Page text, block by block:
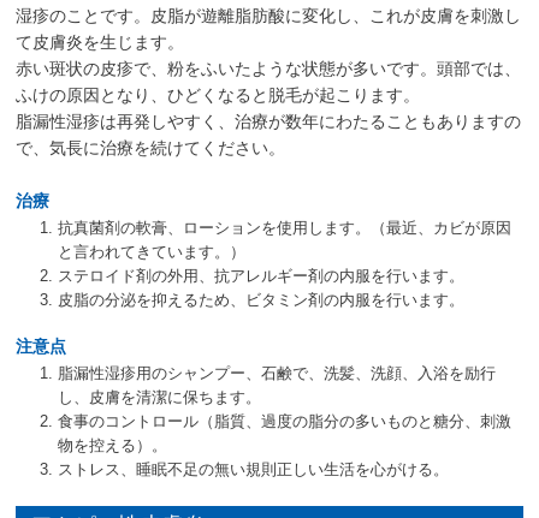
湿疹のことです。皮脂が遊離脂肪酸に変化し、これが皮膚を刺激し
て皮膚炎を生じます。
赤い斑状の皮疹で、粉をふいたような状態が多いです。頭部では、
ふけの原因となり、ひどくなると脱毛が起こります。
脂漏性湿疹は再発しやすく、治療が数年にわたることもありますの
で、気長に治療を続けてください。
治療
抗真菌剤の軟膏、ローションを使用します。（最近、カビが原因
と言われてきています。）
ステロイド剤の外用、抗アレルギー剤の内服を行います。
皮脂の分泌を抑えるため、ビタミン剤の内服を行います。
注意点
脂漏性湿疹用のシャンプー、石鹸で、洗髪、洗顔、入浴を励行
し、皮膚を清潔に保ちます。
食事のコントロール（脂質、過度の脂分の多いものと糖分、刺激
物を控える）。
ストレス、睡眠不足の無い規則正しい生活を心がける。